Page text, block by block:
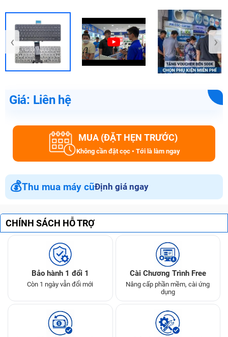
‹ ›
Giá: Liên hệ
MUA (ĐẶT HẸN TRƯỚC)
Không cần đặt cọc • Tới là làm ngay
💰Thu mua máy cũĐịnh giá ngay
CHÍNH SÁCH HỖ TRỢ
Bảo hành 1 đổi 1
Còn 1 ngày vẫn đổi mới
Cài Chương Trình Free
Nâng cấp phần mềm, cài ứng
dụng